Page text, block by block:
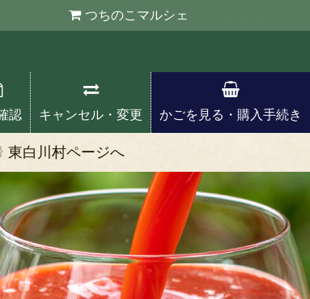
つちのこ マルシェ
認 キャンセル・変更 かごを見る・購入手続き
東白川村ページへ